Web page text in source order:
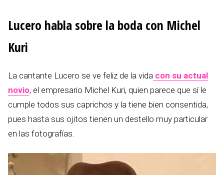
Lucero habla sobre la boda con Michel
Kuri
La cantante Lucero se ve feliz de la vida con su actual
novio, el empresario Michel Kuri, quien parece que sí le
cumple todos sus caprichos y la tiene bien consentida,
pues hasta sus ojitos tienen un destello muy particular
en las fotografías.